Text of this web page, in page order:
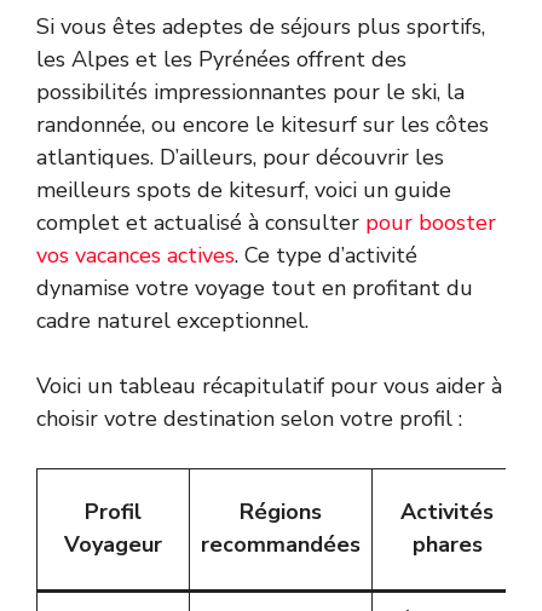
Si vous êtes adeptes de séjours plus sportifs,
les Alpes et les Pyrénées offrent des
possibilités impressionnantes pour le ski, la
randonnée, ou encore le kitesurf sur les côtes
atlantiques. D’ailleurs, pour découvrir les
meilleurs spots de kitesurf, voici un guide
complet et actualisé à consulter pour booster
vos vacances actives. Ce type d’activité
dynamise votre voyage tout en profitant du
cadre naturel exceptionnel.
Voici un tableau récapitulatif pour vous aider à
choisir votre destination selon votre profil :
Profil
Voyageur
Régions
recommandées
Activités
phares